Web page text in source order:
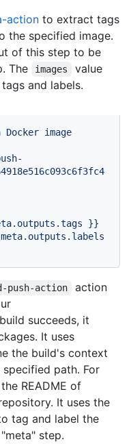
action to extract tags
the specified image.
of this step to be
The
images
value
and labels.
Docker image
}}
push-action
action
succeeds, it
It uses
the build's context
path. For
README of
It uses the
tag and label the
step.